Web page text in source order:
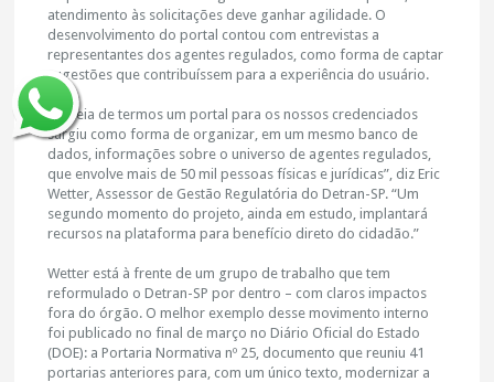
atendimento às solicitações deve ganhar agilidade. O
desenvolvimento do portal contou com entrevistas a
representantes dos agentes regulados, como forma de captar
sugestões que contribuíssem para a experiência do usuário.
“A ideia de termos um portal para os nossos credenciados
surgiu como forma de organizar, em um mesmo banco de
dados, informações sobre o universo de agentes regulados,
que envolve mais de 50 mil pessoas físicas e jurídicas”, diz Eric
Wetter, Assessor de Gestão Regulatória do Detran-SP. “Um
segundo momento do projeto, ainda em estudo, implantará
recursos na plataforma para benefício direto do cidadão.”
Wetter está à frente de um grupo de trabalho que tem
reformulado o Detran-SP por dentro – com claros impactos
fora do órgão. O melhor exemplo desse movimento interno
foi publicado no final de março no Diário Oficial do Estado
(DOE): a Portaria Normativa nº 25, documento que reuniu 41
portarias anteriores para, com um único texto, modernizar a